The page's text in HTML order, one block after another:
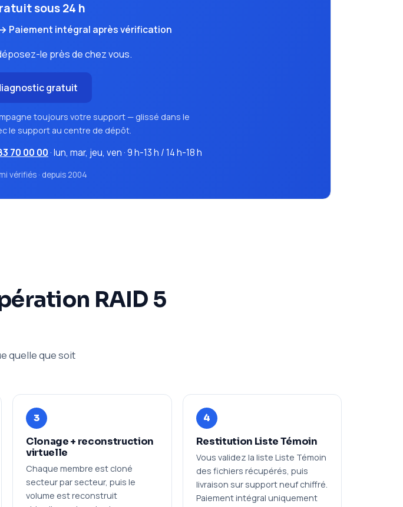
sous 24 h
Paiement intégral après vérification
le près de chez vous.
gratuit
toujours votre support — glissé dans le
le support au centre de dépôt.
70 00 00 · lun, mar, jeu, ven · 9 h-13 h / 14 h-18 h
vérifiés · depuis 2004
RAID 5
quelle que soit
3
Clonage + reconstruction
virtuelle
Chaque membre est cloné
secteur par secteur, puis le
volume est reconstruit
4
Restitution Liste Témoin
Vous validez la liste Liste Témoin
des fichiers récupérés, puis
livraison sur support neuf chiffré.
Paiement intégral uniquement